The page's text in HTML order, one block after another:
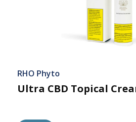
RHO Phyto
Ultra CBD Topical